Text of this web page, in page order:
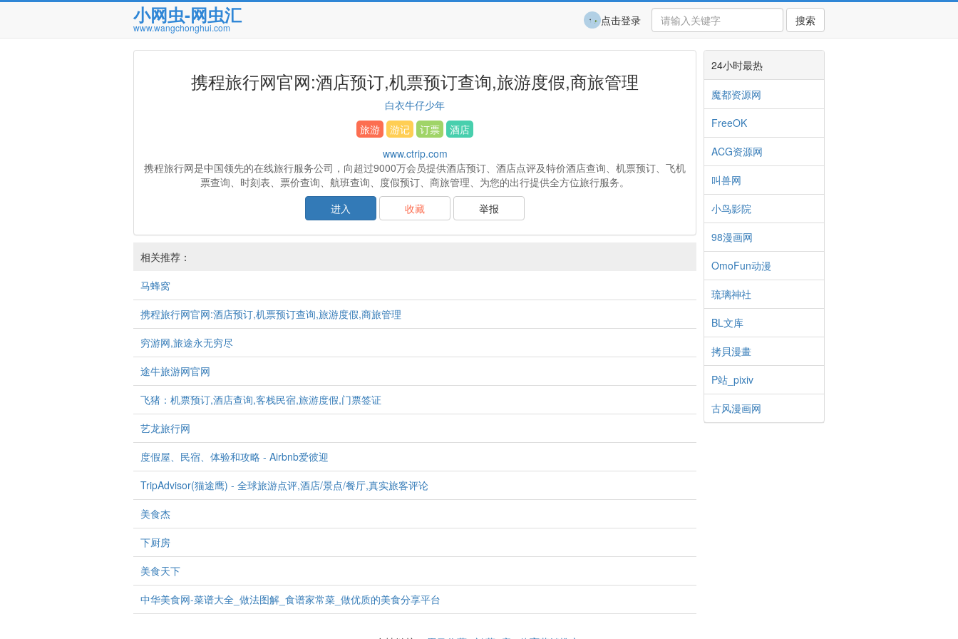
小网虫-网虫汇
www.wangchonghui.com 搜索
点击登录
携程旅行网官网:酒店预订,机票预订查询,旅游度假,商旅管理
白衣牛仔少年
旅游
游记 订票
酒店
www.ctrip.com
携程旅行网是中国领先的在线旅行服务公司，向超过9000万会员提供酒店预订、酒店点评及特价酒店查询、机票预订、飞机
票查询、时刻表、票价查询、航班查询、度假预订、商旅管理、为您的出行提供全方位旅行服务。
进入
收藏 举报
相关推荐：
马蜂窝
携程旅行网官网:酒店预订,机票预订查询,旅游度假,商旅管理
穷游网,旅途永无穷尽
途牛旅游网官网
飞猪：机票预订,酒店查询,客栈民宿,旅游度假,门票签证
艺龙旅行网
度假屋、民宿、体验和攻略 - Airbnb爱彼迎
TripAdvisor(猫途鹰) - 全球旅游点评,酒店/景点/餐厅,真实旅客评论
美食杰
下厨房
美食天下
中华美食网-菜谱大全_做法图解_食谱家常菜_做优质的美食分享平台
24小时最热
魔都资源网
FreeOK
ACG资源网
叫兽网
小鸟影院
98漫画网
OmoFun动漫
琉璃神社
BL文库
拷貝漫畫
P站_pixiv
古风漫画网